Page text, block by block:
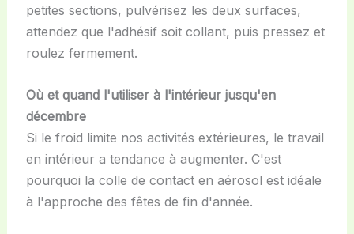
petites sections, pulvérisez les deux surfaces,
attendez que l'adhésif soit collant, puis pressez et
roulez fermement.
Où et quand l'utiliser à l'intérieur jusqu'en
décembre
Si le froid limite nos activités extérieures, le travail
en intérieur a tendance à augmenter. C'est
pourquoi la colle de contact en aérosol est idéale
à l'approche des fêtes de fin d'année.